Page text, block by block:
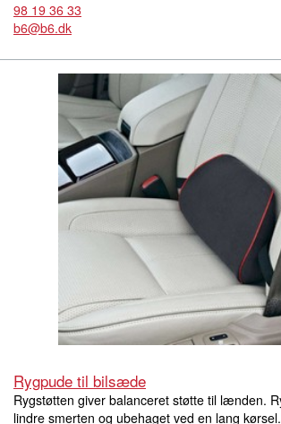
98 19 36 33
b6@b6.dk
Rygpude til bilsæde
Rygstøtten giver balanceret støtte til lænden.
lindre smerten og ubehaget ved en lang